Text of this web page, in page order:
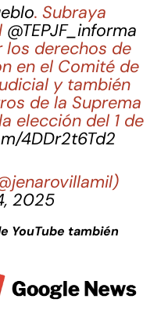
. Subraya
@TEPJF_informa
los derechos de
en el Comité de
y también
de la Suprema
elección del 1 de
4DDr2t6Td2
2025
YouTube también